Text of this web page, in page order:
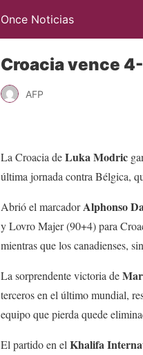
Once Noticias
Croacia vence
AFP
La Croacia deLuka Modric
última jornada contra Bélgica,
Abrió el marcadorAlphonso
y Lovro Majer (90+4) para
mientras que los canadienses,
La sorprendente victoria de
terceros en el último mundial,
equipo que pierda quede
El partido en el Khalifa